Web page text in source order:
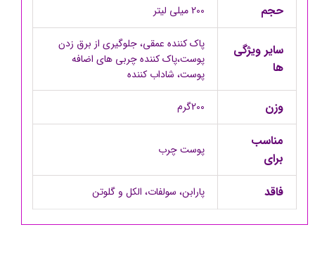
حجم 200 میلی لیتر
سایر ویژگی
ها
پاک کننده عمقی، جلوگیری از برق زدن
پوست،پاک کننده چربی های اضافه
پوست، شاداب کننده
وزن 200گرم
مناسب
برای
پوست چرب
فاقد پارابن، سولفات، الکل و گلوتن